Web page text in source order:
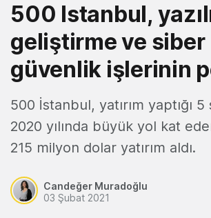
500 Istanbul,
geliştirme ve siber
güvenlik işlerinin
500 İstanbul, yatırım yaptığı 5
2020 yılında büyük yol kat
215 milyon dolar yatırım aldı.
Candeğer Muradoğlu
03 Şubat 2021